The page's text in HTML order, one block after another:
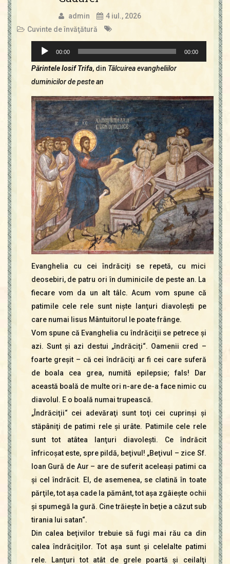
admin
4 iul., 2026
Cuvinte de învăţătură
Player
audio
00:00 00:00
Părintele Iosif Trifa, din Tâlcuirea evangheliilor
duminicilor de peste an
Evanghelia cu cei îndrăciţi se repetă, cu mici
deosebiri, de patru ori în duminicile de peste an. La
fiecare vom da un alt tâlc. Acum vom spune că
patimile cele rele sunt nişte lanţuri diavoleşti pe
care numai Iisus Mântuitorul le poate frânge.
Vom spune că Evanghelia cu îndrăciţii se petrece şi
azi. Sunt şi azi destui „îndrăciţi“. Oamenii cred –
foarte greşit – că cei îndrăciţi ar fi cei care suferă
de boala cea grea, numită epilepsie; fals! Dar
această boală de multe ori n-are de-a face nimic cu
diavolul. E o boală numai trupească.
„Îndrăciţii“ cei adevăraţi sunt toţi cei cuprinşi şi
stăpâniţi de patimi rele şi urâte. Patimile cele rele
sunt tot atâtea lanţuri diavoleşti. Ce îndrăcit
înfricoşat este, spre pildă, beţivul! „Beţivul – zice Sf.
Ioan Gură de Aur – are de suferit aceleaşi patimi ca
şi cel îndrăcit. El, de asemenea, se clatină în toate
părţile, tot aşa cade la pământ, tot aşa zgâieşte ochii
şi spumegă la gură. Cine trăieşte în beţie a căzut sub
tirania lui satan“.
Din calea beţivilor trebuie să fugi mai rău ca din
calea îndrăciţilor. Tot aşa sunt şi celelalte patimi
rele. Lanţuri tot atât de grele poartă şi ceilalţi